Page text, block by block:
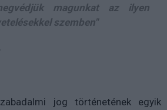
magunkat az ilyen
szemben"
jog történetének egyik